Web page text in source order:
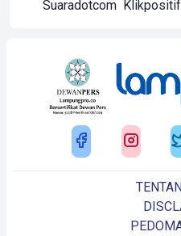
Suaradotcom Klikpositif